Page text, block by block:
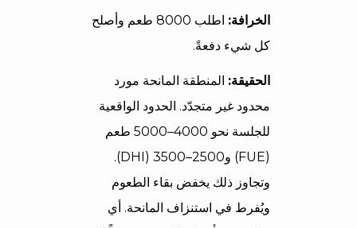
الخرافة:
اطلب 8000 طعم وأصلح
كل شيء دفعةً.
الحقيقة: المنطقة المانحة مورد
محدود غير متجدّد. الحدود الواقعية
للجلسة نحو 4000–5000 طعم
(FUE) و2500–3500 (DHI).
وتجاوز ذلك يخفض بقاء الطعوم
ويُفرط في استنزاف المانحة. أي